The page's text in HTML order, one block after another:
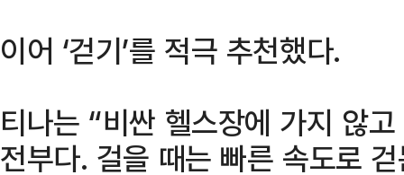
이어 ‘걷기’를 적극 추천했다.
티나는 “비싼 헬스장에 가지 않
전부다. 걸을 때는 빠른 속도로